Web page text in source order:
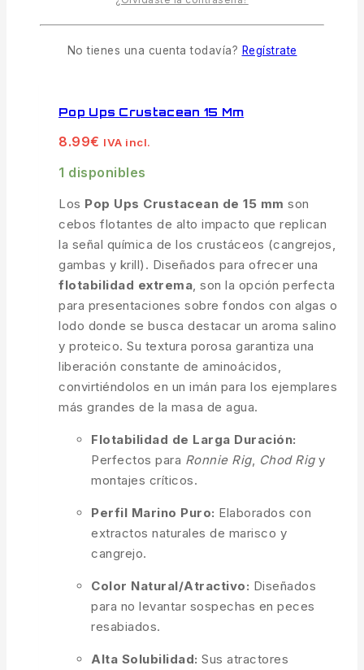
COMPARAR VISTA RÁPIDA
Pop Ups Crustacean 15 Mm
8.99€ IVA incl.
1 disponibles
Los Pop Ups Crustacean de 15 mm son
cebos flotantes de alto impacto que replican
la señal química de los crustáceos (cangrejos,
gambas y krill). Diseñados para ofrecer una
flotabilidad extrema, son la opción perfecta
para presentaciones sobre fondos con algas o
lodo donde se busca destacar un aroma salino
y proteico. Su textura porosa garantiza una
liberación constante de aminoácidos,
convirtiéndolos en un imán para los ejemplares
más grandes de la masa de agua.
Flotabilidad de Larga Duración:
Perfectos para Ronnie Rig, Chod Rigy
montajes críticos.
Perfil Marino Puro: Elaborados con
extractos naturales de marisco y
cangrejo.
Color Natural/Atractivo: Diseñados
para no levantar sospechas en peces
resabiados.
Alta Solubilidad: Sus atractores
No tienes una cuenta todavía? Regístrate